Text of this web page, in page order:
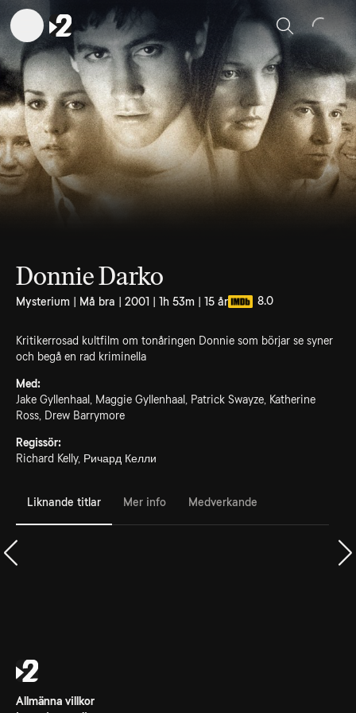
Sök
Donnie Darko
Mysterium | Må bra | 2001 | 1h 53m | 15 år 8.0
Kritikerrosad kultfilm om tonåringen Donnie som börjar se syner
och begå en rad kriminella
Med:
Jake Gyllenhaal, Maggie Gyllenhaal, Patrick Swayze, Katherine
Ross, Drew Barrymore
Regissör:
Richard Kelly, Ричард Келли
Liknande titlar Mer info Medverkande
Allmänna villkor